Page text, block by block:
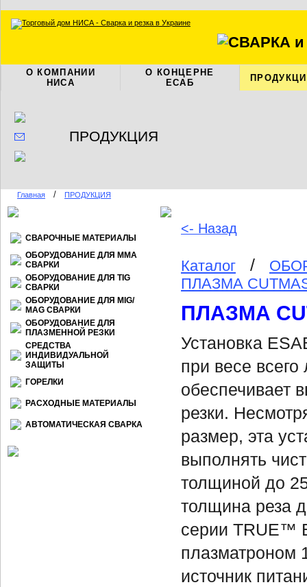
О КОМПАНИИ
НИСА
О КОНЦЕРНЕ
ЕСАБ
ПРОДУКЦИЯ
Главная / ПРОДУКЦИЯ
СВАРОЧНЫЕ МАТЕРИАЛЫ
ОБОРУДОВАНИЕ ДЛЯ ММА
СВАРКИ
ОБОРУДОВАНИЕ ДЛЯ TIG
СВАРКИ
ОБОРУДОВАНИЕ ДЛЯ МIG/
МАG СВАРКИ
ОБОРУДОВАНИЕ ДЛЯ
ПЛАЗМЕННОЙ РЕЗКИ
СРЕДСТВА
ИНДИВИДУАЛЬНОЙ
ЗАЩИТЫ
ГОРЕЛКИ
РАСХОДНЫЕ МАТЕРИАЛЫ
АВТОМАТИЧЕСКАЯ СВАРКА
<- Назад
Каталог /
ПЛАЗМА
ПЛАЗМА
Установка
при весе
обеспечивает
резки.
размер, эта
выполнять
толщиной до
толщина реза
серии TRUE™
плазматроном
источник